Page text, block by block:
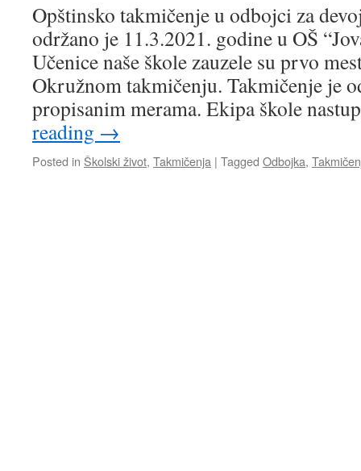
Opštinsko takmičenje u odbojci za
održano je 11.3.2021. godine u OŠ
Učenice naše škole zauzele su prvo
Okružnom takmičenju. Takmičenje je
propisanim merama. Ekipa škole
reading →
Posted in Školski život, Takmičenja | Tagged Odbojka,